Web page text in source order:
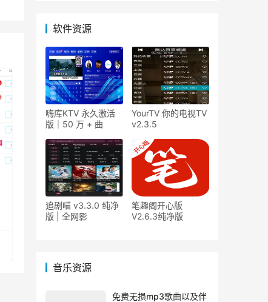
软件资源
嗨库KTV 永久激活
版｜50 万 + 曲
YourTV 你的电视TV
v2.3.5
追剧喵 v3.3.0 纯净
版 | 全网影
笔趣阁开心版
V2.6.3纯净版
音乐资源
免费无损mp3歌曲以及伴